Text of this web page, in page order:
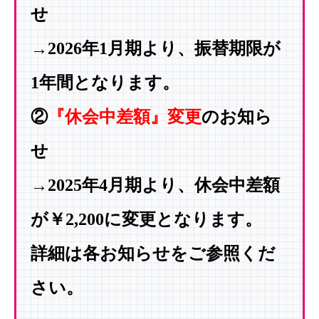
せ
→2026年1月期より、振替期限が
1年間となります。
②『休会中差額』変更のお知ら
せ
→2025年4月期より、休会中差額
が￥2,200に変更となります。
詳細は各お知らせをご参照くだ
さい。